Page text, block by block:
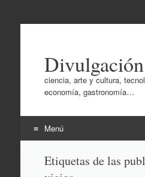
ciencia, arte y cultura,
economía, gastronomía…
Menú
Etiquetas de las